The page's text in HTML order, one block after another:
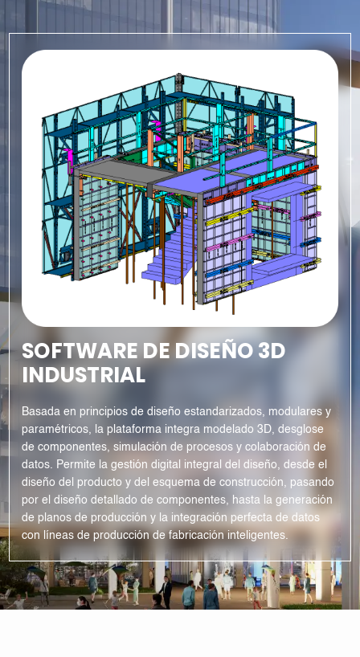
SOFTWARE DE DISEÑO 3D
INDUSTRIAL
Basada en principios de diseño estandarizados, modulares y
paramétricos, la plataforma integra modelado 3D, desglose
de componentes, simulación de procesos y colaboración de
datos. Permite la gestión digital integral del diseño, desde el
diseño del producto y del esquema de construcción, pasando
por el diseño detallado de componentes, hasta la generación
de planos de producción y la integración perfecta de datos
con líneas de producción de fabricación inteligentes.